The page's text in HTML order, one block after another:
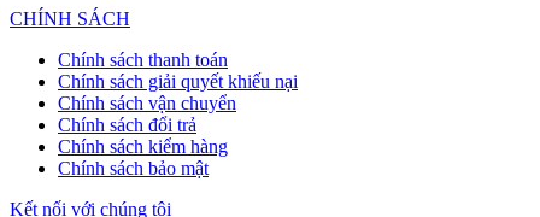
CHÍNH SÁCH
Chính sách thanh toán
Chính sách giải quyết khiếu nại
Chính sách vận chuyển
Chính sách đổi trả
Chính sách kiểm hàng
Chính sách bảo mật
Kết nối với chúng tôi